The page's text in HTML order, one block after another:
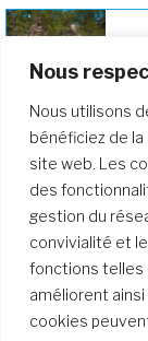
Nous
Nous utilisons
bénéficiez de
site web. Les
des
gestion du
convivialité et
fonctions telles
améliorent
cookies
Approfondir
formation